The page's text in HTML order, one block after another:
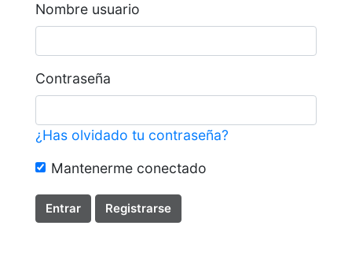
Nombre usuario
Contraseña
¿Has olvidado tu contraseña?
Mantenerme conectado
Entrar Registrarse